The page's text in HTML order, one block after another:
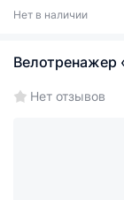
Нет в наличии
Нет отзывов